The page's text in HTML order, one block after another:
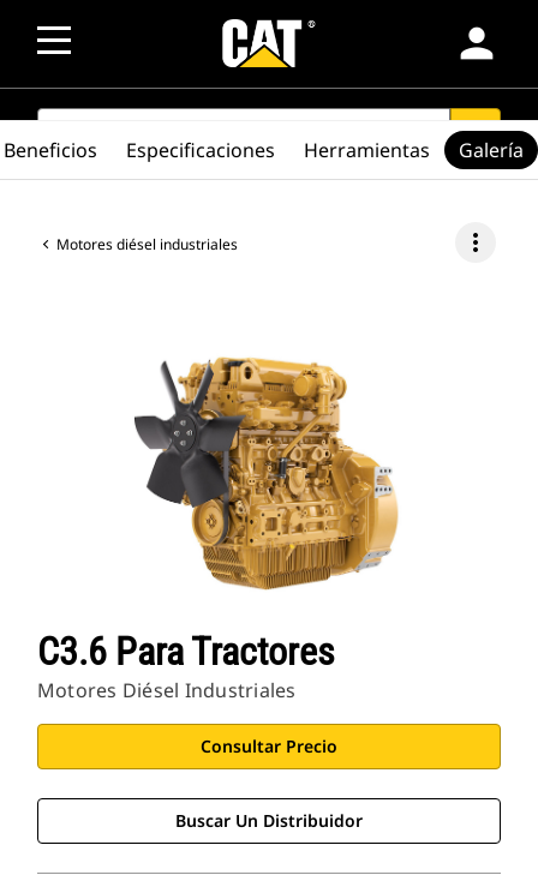
person
SEARCH search
Motores diésel industriales more_vert
C3.6 Para Tractores
Motores Diésel Industriales
Consultar Precio
Buscar Un Distribuidor
Beneficios Especificaciones Herramientas Galería